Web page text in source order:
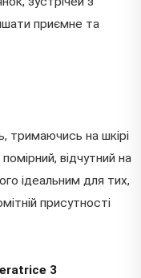
приємне та
тримаючись на шкірі
відчутний на
ідеальним для тих,
присутності
3